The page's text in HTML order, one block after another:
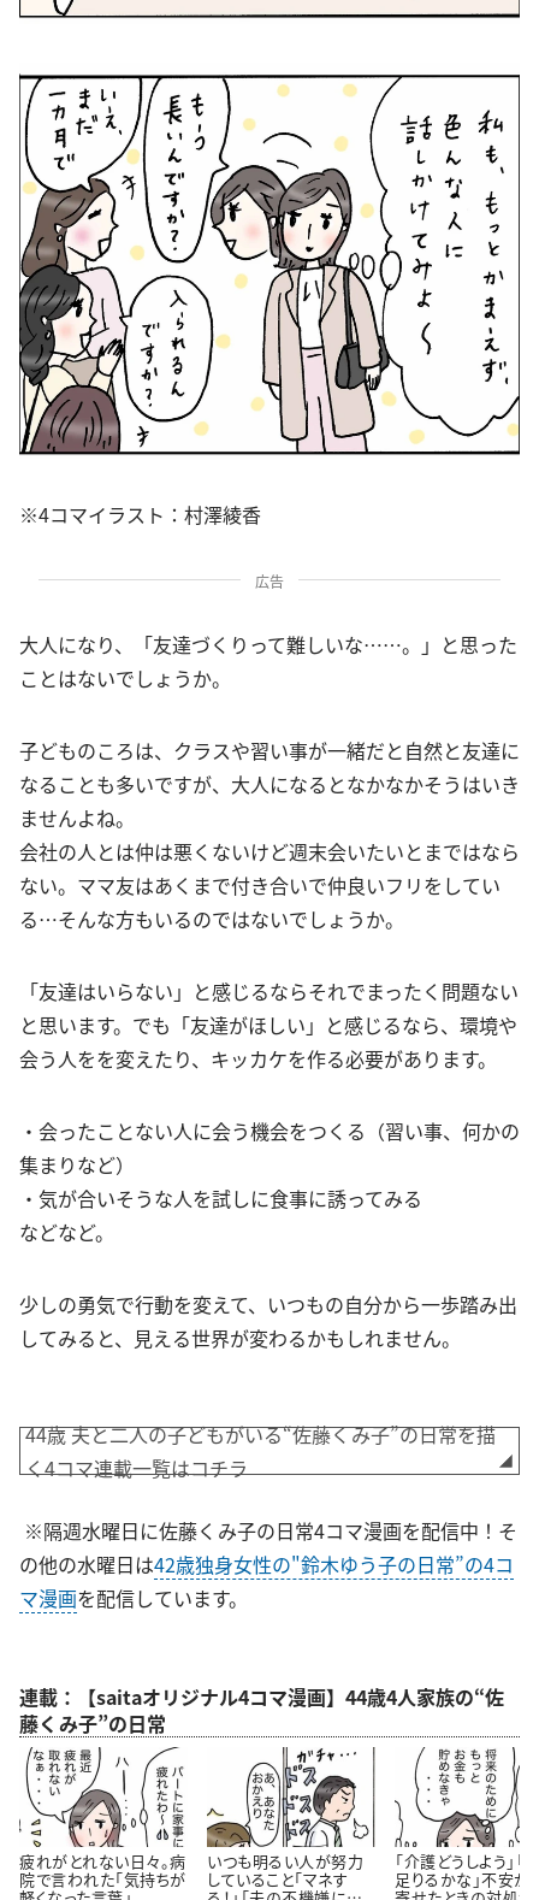
※4コマイラスト：村澤綾香
広告
大人になり、「友達づくりって難しいな……。」と思った
ことはないでしょうか。
子どものころは、クラスや習い事が一緒だと自然と友達に
なることも多いですが、大人になるとなかなかそうはいき
ませんよね。
会社の人とは仲は悪くないけど週末会いたいとまではなら
ない。ママ友はあくまで付き合いで仲良いフリをしてい
る…そんな方もいるのではないでしょうか。
「友達はいらない」と感じるならそれでまったく問題ない
と思います。でも「友達がほしい」と感じるなら、環境や
会う人をを変えたり、キッカケを作る必要があります。
・会ったことない人に会う機会をつくる（習い事、何かの
集まりなど）
・気が合いそうな人を試しに食事に誘ってみる
などなど。
少しの勇気で行動を変えて、いつもの自分から一歩踏み出
してみると、見える世界が変わるかもしれません。
44歳 夫と二人の子どもがいる“佐藤くみ子”の日常を描
く4コマ連載一覧はコチラ
※隔週水曜日に佐藤くみ子の日常4コマ漫画を配信中！そ
の他の水曜日は42歳独身女性の"鈴木ゆう子の日常”の4コ
マ漫画を配信しています。
連載：【saitaオリジナル4コマ漫画】44歳4人家族の“佐
藤くみ子”の日常
疲れがとれない日々。病
院で言われた「気持ちが
いつも明るい人が努力
していること「マネす
「介護どうしよう」「
足りるかな」不安が